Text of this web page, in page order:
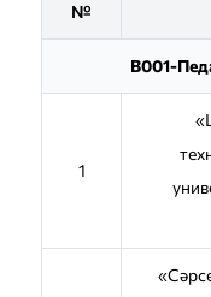
№
B001-
1